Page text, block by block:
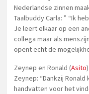
Nederlandse zinnen
Taalbuddy Carla: ” “Ik
Je leert elkaar op een
collega maar als
opent echt de
Zeynep en Ronald (Asito)
Zeynep: “Dankzij
handvatten voor het